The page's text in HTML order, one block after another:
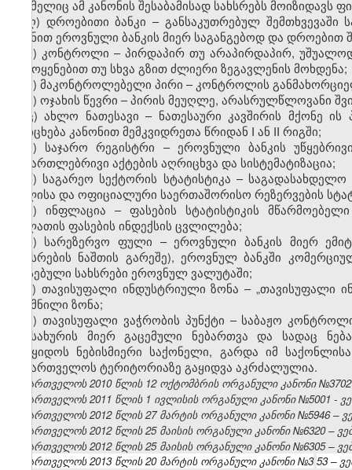
რომელიც ამ კანონის შესაბამისად სახსრებს მოიზიდავს
ღ) დროებითი ბანკი – განსაკუთრებულ შემთხვევაში
მიზნით ეროვნული ბანკის მიერ საგანგებოდ და დროებით
ყ) კონტროლი – პირდაპირ თუ არაპირდაპირ,
გამოყენებით თუ სხვა გზით ძლიერი ზეგავლენის მოხდენა;
შ) მაკონტროლებელი პირი – კონტროლის
ჩ) ოჯახის წევრი – პირის მეუღლე, არასრულწლოვანი
ც) ახლო ნათესავი – ნათესაური კავშირის მქონე
ირიცხება კანონით მემკვიდრეთა წრიდან I ან II რიგში;
ძ) საჯარო რეგისტრი – ეროვნული ბანკის
სამართლებრივი აქტების აღრიცხვა და სისტემატიზაცია;
წ) საგარეო სექტორის სტატისტიკა –
ვალისა და ოფიციალური საერთაშორისო რეზერვების
ჭ) ინფლაცია – ფასების სტატისტიკის
კალათის ფასების ინდექსის ცვლილება;
ხ) სარეზერვო ფული – ეროვნული ბანკის მიერ
სახსრების ნაშთის გარეშე), ეროვნულ ბანკში
არსებული სახსრები ეროვნულ ვალუტაში;
ჯ) თავისუფალი ინდუსტრიული ზონა – „თავისუფალი
შექმნილი ზონა;
ჰ) თავისუფალი ვაჭრობის პუნქტი – საბაჟო
სამსახურის მიერ გაცემული ნებართვა და სადაც
გაიყიდოს ნებისმიერი საქონელი, გარდა იმ
საქართველოს ტერიტორიაზე გაყიდვა აკრძალულია.
საქართველოს 2010 წლის 12 ოქტომბრის ორგანული კანონი №3702
საქართველოს 2011 წლის 1 ივლისის ორგანული კანონი №5001 -
საქართველოს 2012 წლის 27 მარტის ორგანული კანონი №5946 –
საქართველოს 2012 წლის 25 მაისის ორგანული კანონი №6320 –
საქართველოს 2012 წლის 25 მაისის ორგანული კანონი №6305 –
საქართველოს 2013 წლის 20 მარტის ორგანული კანონი №3 53–